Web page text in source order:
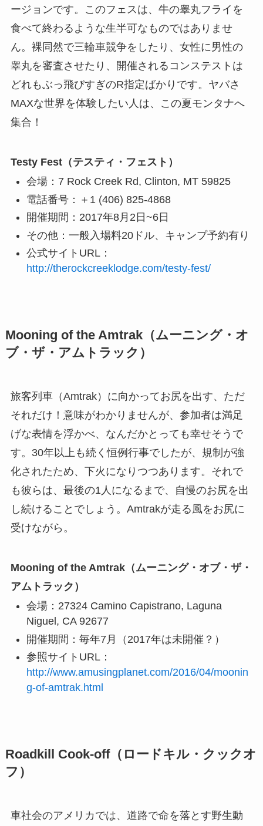
ージョンです。このフェスは、牛の睾丸フライを
食べて終わるような生半可なものではありませ
ん。裸同然で三輪車競争をしたり、女性に男性の
睾丸を審査させたり、開催されるコンステストは
どれもぶっ飛びすぎのR指定ばかりです。ヤバさ
MAXな世界を体験したい人は、この夏モンタナへ
集合！
Testy Fest（テスティ・フェスト）
会場：7 Rock Creek Rd, Clinton, MT 59825
電話番号：＋1 (406) 825-4868
開催期間：2017年8月2日~6日
その他：一般入場料20ドル、キャンプ予約有り
公式サイトURL：
http://therockcreeklodge.com/testy-fest/
Mooning of the Amtrak（ムーニング・オ
ブ・ザ・アムトラック）
旅客列車（Amtrak）に向かってお尻を出す、ただ
それだけ！意味がわかりませんが、参加者は満足
げな表情を浮かべ、なんだかとっても幸せそうで
す。30年以上も続く恒例行事でしたが、規制が強
化されたため、下火になりつつあります。それで
も彼らは、最後の1人になるまで、自慢のお尻を出
し続けることでしょう。Amtrakが走る風をお尻に
受けながら。
Mooning of the Amtrak（ムーニング・オブ・ザ・
アムトラック）
会場：27324 Camino Capistrano, Laguna
Niguel, CA 92677
開催期間：毎年7月（2017年は未開催？）
参照サイトURL：
http://www.amusingplanet.com/2016/04/moonin
g-of-amtrak.html
Roadkill Cook-off（ロードキル・クックオ
フ）
車社会のアメリカでは、道路で命を落とす野生動